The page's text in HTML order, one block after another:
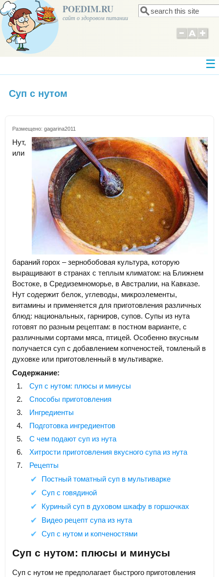
POEDIM.RU
сайт о здоровом питании Форма поиска
Поиск
Суп с нутом
Размещено: gagarina2011
Нут,
или
бараний горох – зернобобовая культура, которую
выращивают в странах с теплым климатом: на Ближнем
Востоке, в Средиземноморье, в Австралии, на Кавказе.
Нут содержит белок, углеводы, микроэлементы,
витамины и применяется для приготовления различных
блюд: национальных, гарниров, супов. Супы из нута
готовят по разным рецептам: в постном варианте, с
различными сортами мяса, птицей. Особенно вкусным
получается суп с добавлением копченостей, томленый в
духовке или приготовленный в мультиварке.
Содержание:
Суп с нутом: плюсы и минусы
Способы приготовления
Ингредиенты
Подготовка ингредиентов
С чем подают суп из нута
Хитрости приготовления вкусного супа из нута
Рецепты
Постный томатный суп в мультиварке
Суп с говядиной
Куриный суп в духовом шкафу в горшочках
Видео рецепт супа из нута
Суп с нутом и копченостями
Суп с нутом: плюсы и минусы
Суп с нутом не предполагает быстрого приготовления